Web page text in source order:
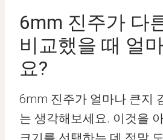
6mm 진주가 다
비교했을 때 얼
요?
6mm 진주가 얼마나 큰지
는 생각해보세요. 이것을